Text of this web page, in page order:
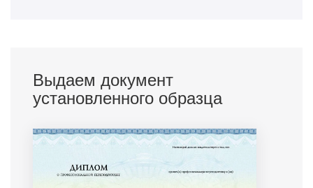
Выдаем документ
установленного образца